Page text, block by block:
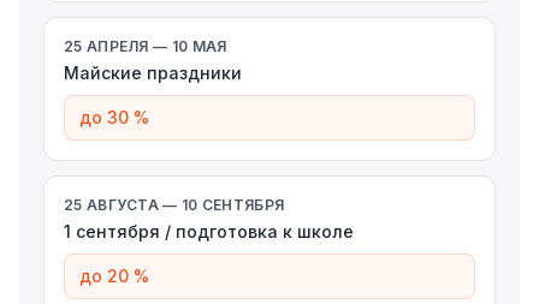
25 АПРЕЛЯ — 10 МАЯ
Майские праздники
до 30 %
25 АВГУСТА — 10 СЕНТЯБРЯ
1 сентября / подготовка к школе
до 20 %